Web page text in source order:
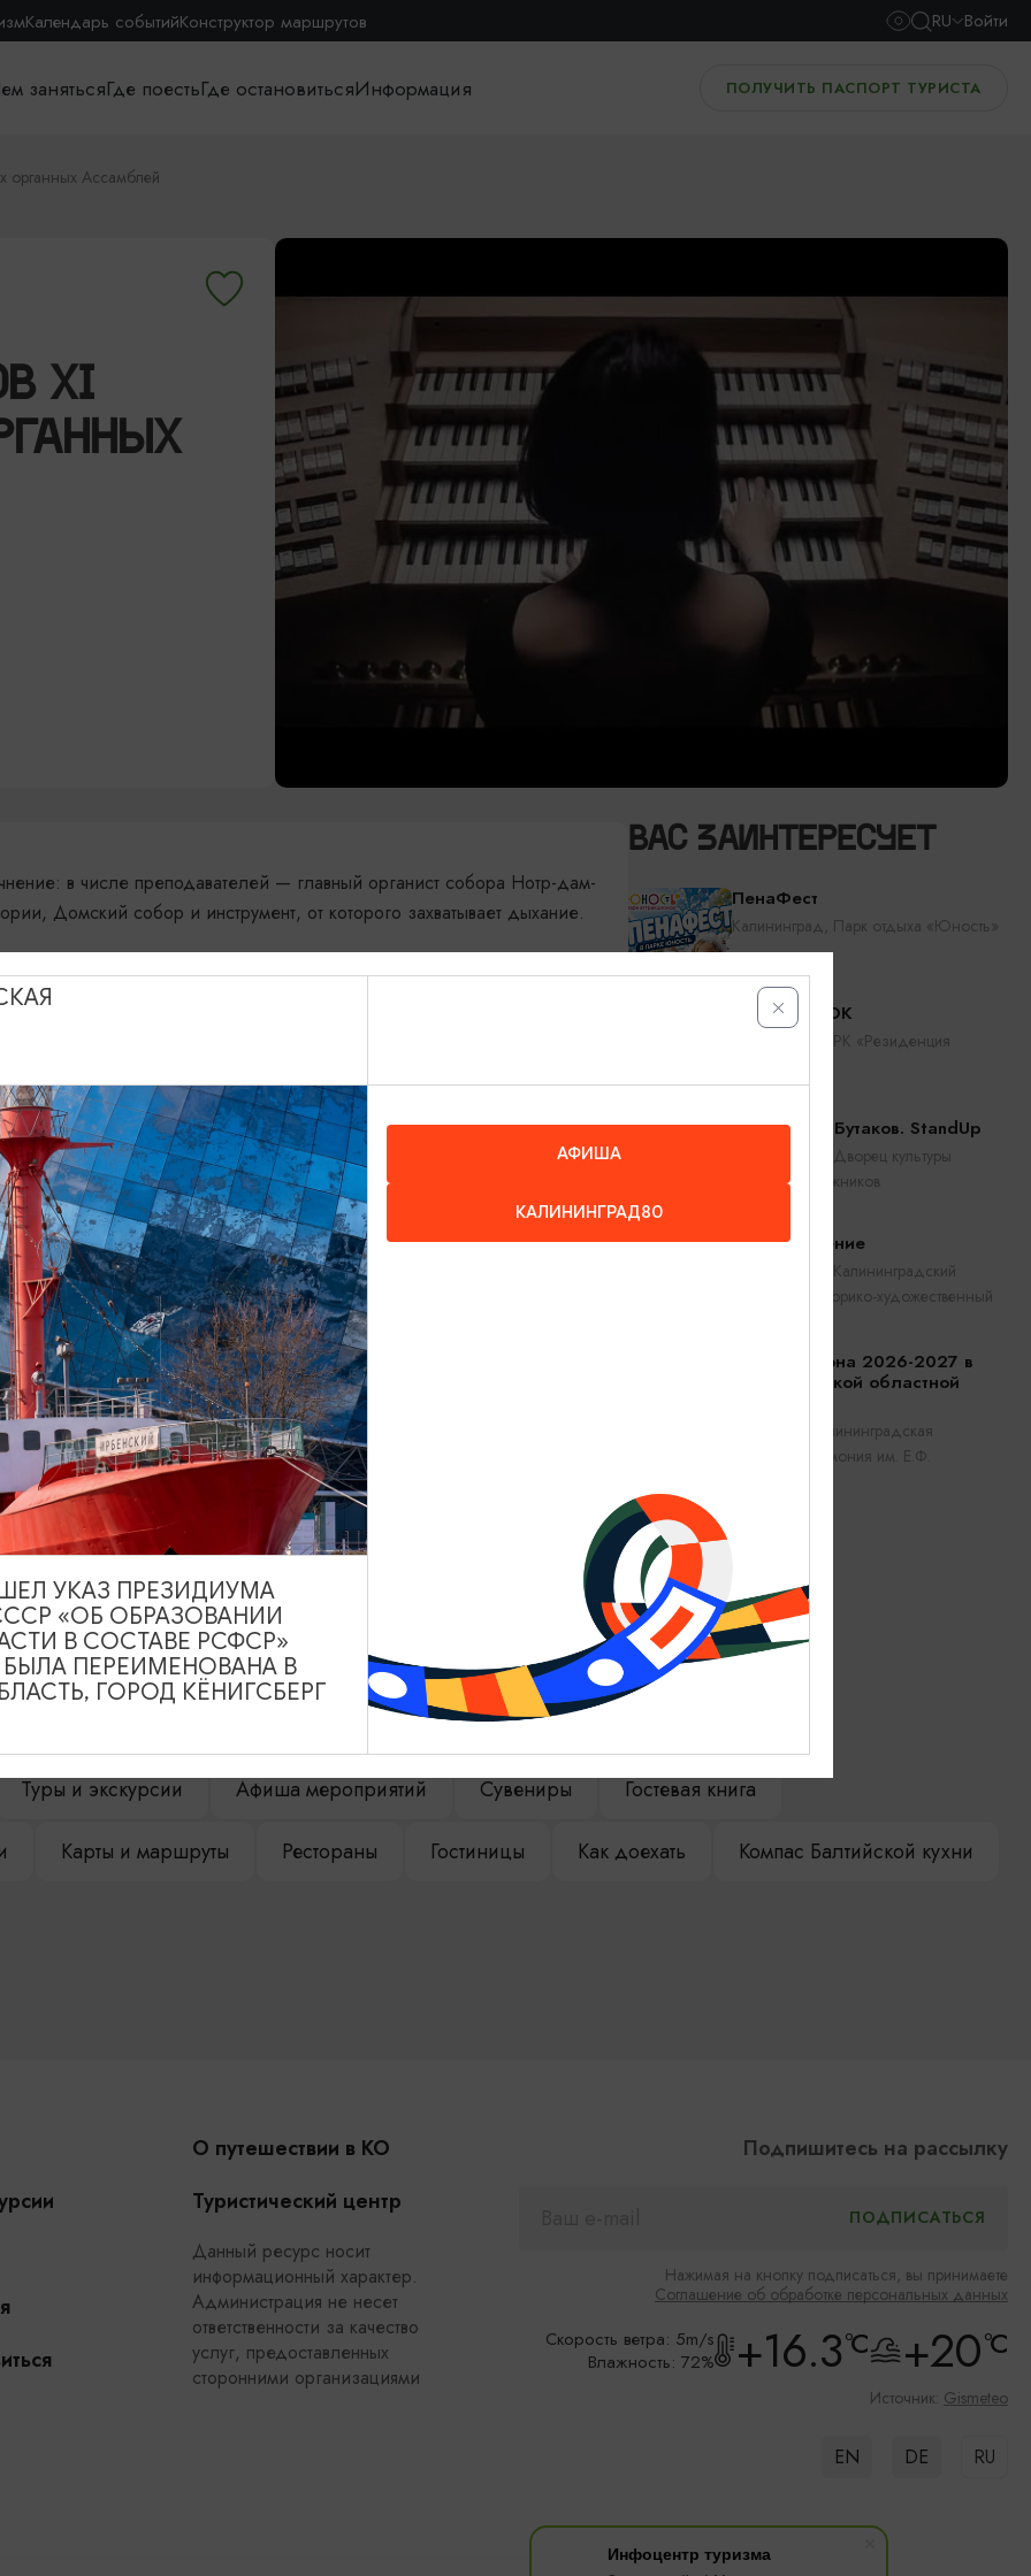
Инфоцентр туризма
Календарь событийКонструктор маршрутов RU Войти
занятьсяГде поестьГде остановитьсяИнформация ПОЛУЧИТЬ ПАСПОРТ ТУРИСТА
органных Ассамблей
XI
в числе преподавателей — главный органист собора Нотр-дам-
Домский собор и инструмент, от которого захватывает дыхание.
И. Канта, 1, Калининград Показать на карте
ВАС ЗАИНТЕРЕСУЕТ
ПенаФест
Калининград, Парк отдыха «Юность»
RADIO TAPOK
Калининград, РК «Резиденция
Константин Бутаков. StandUp
Калининград, Дворец культуры
железнодорожников
Прикосновение
Калининград, Калининградский
областной историко-художественный
Открытие сезона 2026-2027 в
Калининградской областной
Калининград, Калининградская
областная филармония им. Е.Ф.
САЙТЕ
Туры и экскурсии Афиша мероприятий Сувениры Гостевая книга
Карты и маршруты Рестораны Гостиницы Как доехать Компас Балтийской кухни
О путешествии в КО
Туристический центр
Данный ресурс носит
информационный характер.
Администрация не несет
ответственности за качество
услуг, предоставленных
сторонними организациями
Подпишитесь на рассылку
Нажимая на кнопку подписаться, вы принимаете
Соглашение об обработке персональных данных
Скорость ветра: 5m/s
Влажность: 72%
+16.3°C +20°C
Источник: Gismeteo
EN DE RU
АФИША
КАЛИНИНГРАД80
УКАЗ ПРЕЗИДИУМА
«ОБ ОБРАЗОВАНИИ
В СОСТАВЕ РСФСР»
ПЕРЕИМЕНОВАНА В
ГОРОД КЁНИГСБЕРГ